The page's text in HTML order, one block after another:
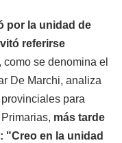
por la unidad de
referirse
, como se denomina el
De Marchi, analiza
para
más tarde
"Creo en la unidad